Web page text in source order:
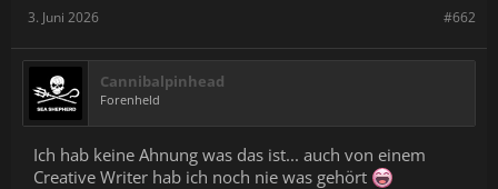
#662
3. Juni 2026
Cannibalpinhead
Forenheld
Ich hab keine Ahnung was das ist... auch von einem
Creative Writer hab ich noch nie was gehört